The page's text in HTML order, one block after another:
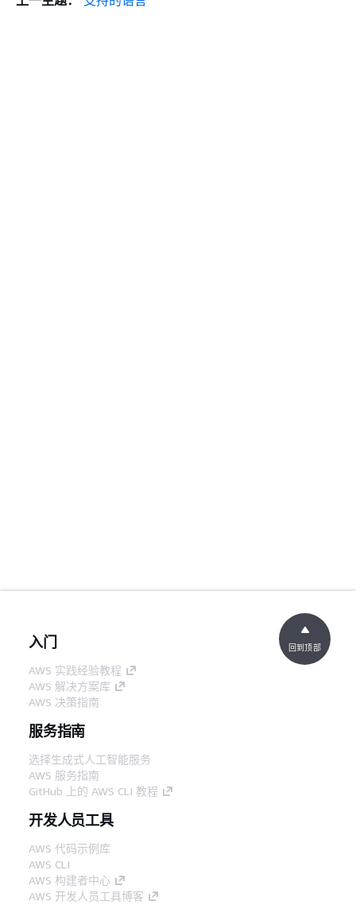
入门
AWS 实践经验教程
AWS 解决方案库
AWS 决策指南
服务指南
选择生成式人工智能服务
AWS 服务指南
GitHub 上的 AWS CLI 教程
开发人员工具
AWS 代码示例库
AWS CLI
AWS 构建者中心
AWS 开发人员工具博客
回到顶部